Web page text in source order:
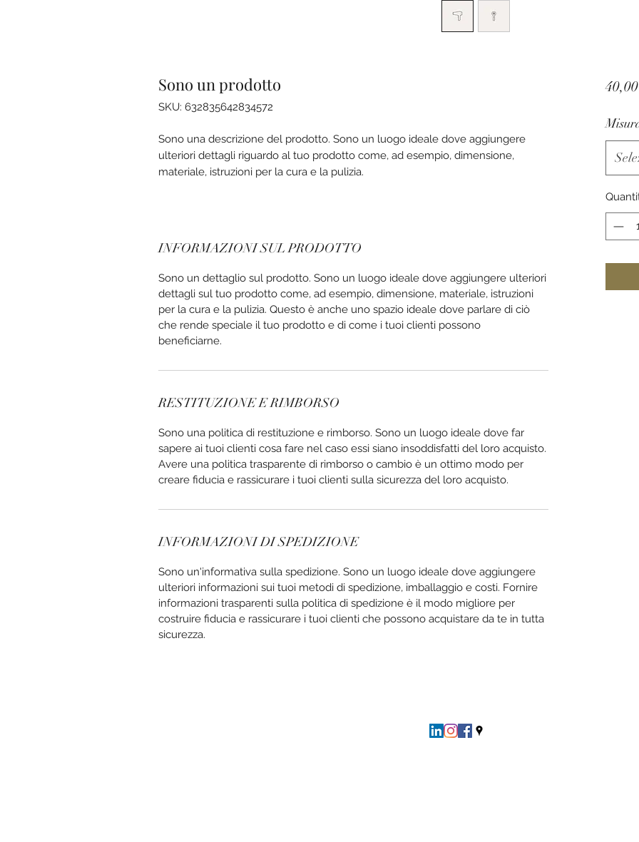
Sono un prodotto
SKU: 632835642834572
Sono una descrizione del prodotto. Sono un luogo ideale dove aggiungere
ulteriori dettagli riguardo al tuo prodotto come, ad esempio, dimensione,
materiale, istruzioni per la cura e la pulizia.
INFORMAZIONI SUL PRODOTTO
Sono un dettaglio sul prodotto. Sono un luogo ideale dove aggiungere ulteriori
dettagli sul tuo prodotto come, ad esempio, dimensione, materiale, istruzioni
per la cura e la pulizia. Questo è anche uno spazio ideale dove parlare di ciò
che rende speciale il tuo prodotto e di come i tuoi clienti possono
beneficiarne.
RESTITUZIONE E RIMBORSO
Sono una politica di restituzione e rimborso. Sono un luogo ideale dove far
sapere ai tuoi clienti cosa fare nel caso essi siano insoddisfatti del loro acquisto.
Avere una politica trasparente di rimborso o cambio è un ottimo modo per
creare fiducia e rassicurare i tuoi clienti sulla sicurezza del loro acquisto.
INFORMAZIONI DI SPEDIZIONE
Sono un'informativa sulla spedizione. Sono un luogo ideale dove aggiungere
ulteriori informazioni sui tuoi metodi di spedizione, imballaggio e costi. Fornire
informazioni trasparenti sulla politica di spedizione è il modo migliore per
costruire fiducia e rassicurare i tuoi clienti che possono acquistare da te in tutta
sicurezza.